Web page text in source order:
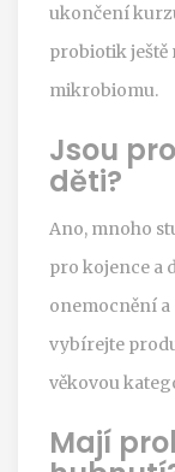
ukončení
probiotik
mikrobiomu.
Jsou
děti?
Ano, mnoho
pro kojence a
onemocnění a
vybírejte
věkovou
Mají